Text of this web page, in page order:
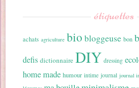
étiquettes
achats agriculture bio bloggeuse bon
defis dictionnaire DIY dressing
home made humour intime journal journal